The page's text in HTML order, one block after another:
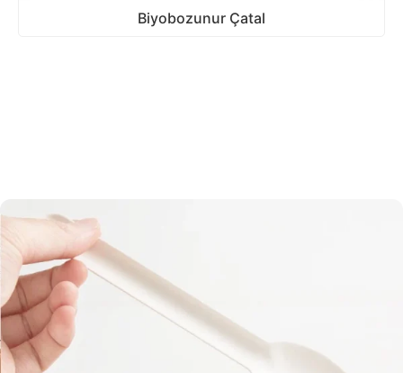
Biyobozunur Çatal